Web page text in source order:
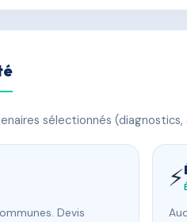
sélectionnés (diagnostics,
Devis
⚡